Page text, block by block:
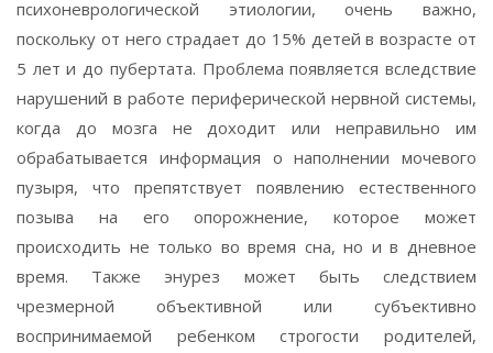
психоневрологической этиологии, очень важно,
поскольку от него страдает до 15% детей в возрасте от
5 лет и до пубертата. Проблема появляется вследствие
нарушений в работе периферической нервной системы,
когда до мозга не доходит или неправильно им
обрабатывается информация о наполнении мочевого
пузыря, что препятствует появлению естественного
позыва на его опорожнение, которое может
происходить не только во время сна, но и в дневное
время. Также энурез может быть следствием
чрезмерной объективной или субъективно
воспринимаемой ребенком строгости родителей,